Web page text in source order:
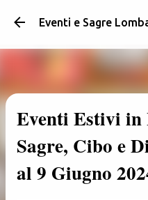
Passa ai
Eventi Estivi
Sagre, Cibo e
al 9 Giugno